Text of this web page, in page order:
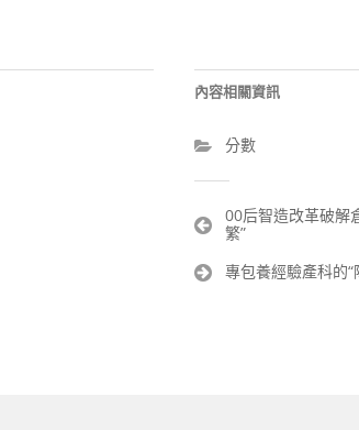
內容相關資訊
分數
文
章
導
覽
00后智造改革破解
繁”
專包養經驗產科的“